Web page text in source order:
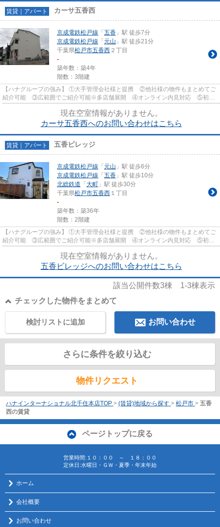
賃貸｜アパート カーサ五香西
京成電鉄松戸線 「 五香 」駅 徒歩7分
京成電鉄松戸線 「 元山 」駅 徒歩21分
千葉県松戸市五香西 ２丁目
-
築年数：築4年
階数：3階建
【ハナグループの強み】 ①大手管理会社様と提携 ②他社様の物件もまとめてご
紹介可能 ③広範囲でご紹介可能※多店舗展開 ④オンライン内見対応 ⑤初期
現在空室情報がありません。
カーサ五香西へのお問い合わせはこちら
賃貸｜アパート 五香ビレッジ
京成電鉄松戸線 「 元山 」駅 徒歩6分
京成電鉄松戸線 「 五香 」駅 徒歩10分
北総鉄道 「 大町 」駅 徒歩30分
千葉県松戸市五香西 １丁目
-
築年数：築36年
階数：2階建
【ハナグループの強み】 ①大手管理会社様と提携 ②他社様の物件もまとめてご
紹介可能 ③広範囲でご紹介可能※多店舗展開 ④オンライン内見対応 ⑤初期
現在空室情報がありません。
五香ビレッジへのお問い合わせはこちら
該当公開件数3棟 1-3棟表示
チェックした物件をまとめて
お問い合わせ
検討リストに追加
さらに条件を絞り込む
物件リクエスト
ハナインターナショナル北千住本店TOP > (賃貸)地域から探す > 松戸市 > 五香
西の賃貸
ページトップに戻る
営業時間:１０：００ ～ １８：００
定休日:水曜日・ＧＷ・夏季・年末年始
ホーム
会社概要
お問い合わせ